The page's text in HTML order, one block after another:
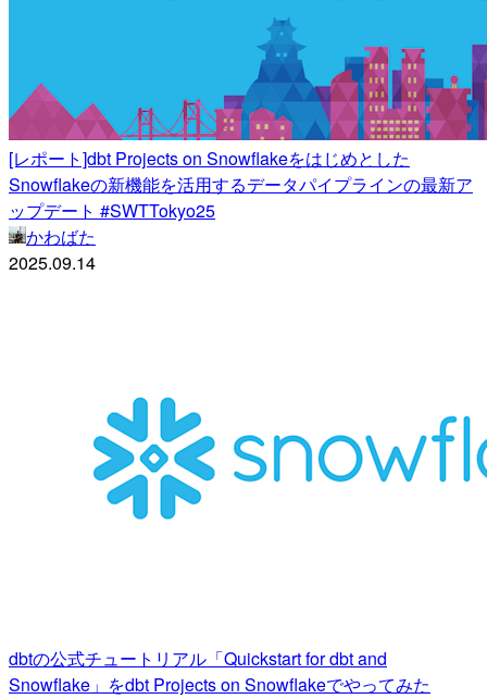
[レポート]dbt Projects on Snowflakeをはじめとした
Snowflakeの新機能を活用するデータパイプラインの最新ア
ップデート #SWTTokyo25
かわばた
2025.09.14
dbtの公式チュートリアル「Quickstart for dbt and
Snowflake」をdbt Projects on Snowflakeでやってみた